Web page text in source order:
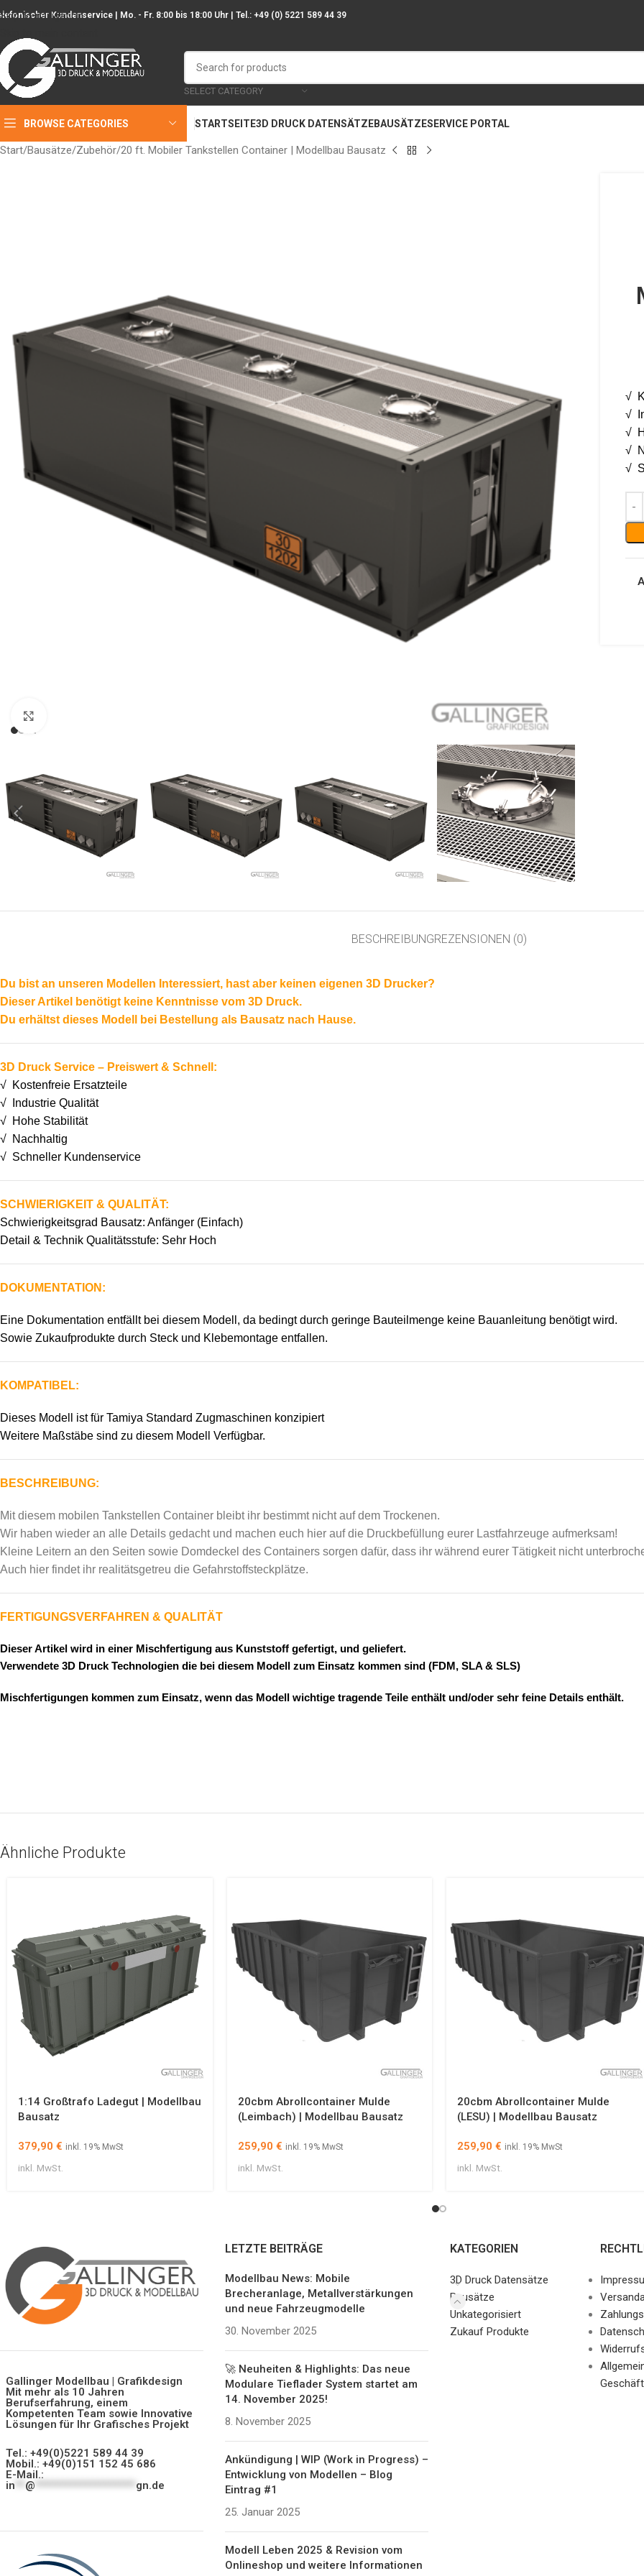
Skip to navigationKundenservice | Mo. - Fr. 8:00 bis 18:00 Uhr | Tel.: +49 (0) 5221 589 44 39
SELECT CATEGORY
BROWSE CATEGORIES STARTSEITE3D DRUCK DATENSÄTZEBAUSÄTZESERVICE PORTAL
Start Bausätze Zubehör 20 ft. Mobiler Tankstellen Container | Modellbau Bausatz
√
√
√
√
√
BESCHREIBUNGREZENSIONEN (0)
Du bist an unseren Modellen Interessiert, hast aber keinen eigenen 3D Drucker?
Dieser Artikel benötigt keine Kenntnisse vom 3D Druck.
Du erhältst dieses Modell bei Bestellung als Bausatz nach Hause.
3D Druck Service – Preiswert & Schnell:
√ Kostenfreie Ersatzteile
√ Industrie Qualität
√ Hohe Stabilität
√ Nachhaltig
√ Schneller Kundenservice
SCHWIERIGKEIT & QUALITÄT:
Schwierigkeitsgrad Bausatz: Anfänger (Einfach)
Detail & Technik Qualitätsstufe: Sehr Hoch
DOKUMENTATION:
Eine Dokumentation entfällt bei diesem Modell, da bedingt durch geringe Bauteilmenge keine Bauanleitung benötigt wird.
Sowie Zukaufprodukte durch Steck und Klebemontage entfallen.
KOMPATIBEL:
Dieses Modell ist für Tamiya Standard Zugmaschinen konzipiert
Weitere Maßstäbe sind zu diesem Modell Verfügbar.
BESCHREIBUNG:
Mit diesem mobilen Tankstellen Container bleibt ihr bestimmt nicht auf dem Trockenen.
Wir haben wieder an alle Details gedacht und machen euch hier auf die Druckbefüllung eurer Lastfahrzeuge aufmerksam!
Kleine Leitern an den Seiten sowie Domdeckel des Containers sorgen dafür, dass ihr während eurer Tätigkeit nicht
Auch hier findet ihr realitätsgetreu die Gefahrstoffsteckplätze.
FERTIGUNGSVERFAHREN & QUALITÄT
Dieser Artikel wird in einer Mischfertigung aus Kunststoff gefertigt, und geliefert.
Verwendete 3D Druck Technologien die bei diesem Modell zum Einsatz kommen sind (FDM, SLA & SLS)
Mischfertigungen kommen zum Einsatz, wenn das Modell wichtige tragende Teile enthält und/oder sehr feine Details enthält.
Ähnliche Produkte
1:14 Großtrafo Ladegut | Modellbau
Bausatz
379,90 € inkl. 19% MwSt
inkl. MwSt.
20cbm Abrollcontainer Mulde
(Leimbach) | Modellbau Bausatz
259,90 € inkl. 19% MwSt
inkl. MwSt.
20cbm Abrollcontainer Mulde
(LESU) | Modellbau Bausatz
259,90 € inkl. 19% MwSt
inkl. MwSt.
Gallinger Modellbau | Grafikdesign
Mit mehr als 10 Jahren
Berufserfahrung, einem
Kompetenten Team sowie Innovative
Lösungen für Ihr Grafisches Projekt
Tel.: +49(0)5221 589 44 39
Mobil.: +49(0)151 152 45 686
E-Mail.:
in
@ ******************** gn.de
LETZTE BEITRÄGE
Modellbau News: Mobile
Brecheranlage, Metallverstärkungen
und neue Fahrzeugmodelle
30. November 2025
🚀 Neuheiten & Highlights: Das neue
Modulare Tieflader System startet am
14. November 2025!
8. November 2025
Ankündigung | WIP (Work in Progress) –
Entwicklung von Modellen – Blog
Eintrag #1
25. Januar 2025
Modell Leben 2025 & Revision vom
Onlineshop und weitere Informationen
KATEGORIEN
3D Druck Datensätze
Bausätze
Unkategorisiert
Zukauf Produkte